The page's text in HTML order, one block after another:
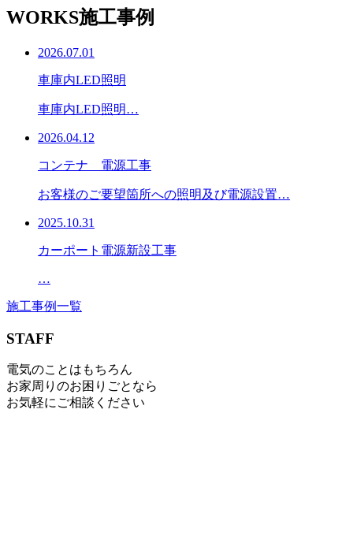
WORKS施工事例
2026.07.01
車庫内LED照明
車庫内LED照明…
2026.04.12
コンテナ 電源工事
お客様のご要望箇所への照明及び電源設置…
2025.10.31
カーポート電源新設工事
…
施工事例一覧
STAFF
電気のことはもちろん
お家周りのお困りごとなら
お気軽にご相談ください